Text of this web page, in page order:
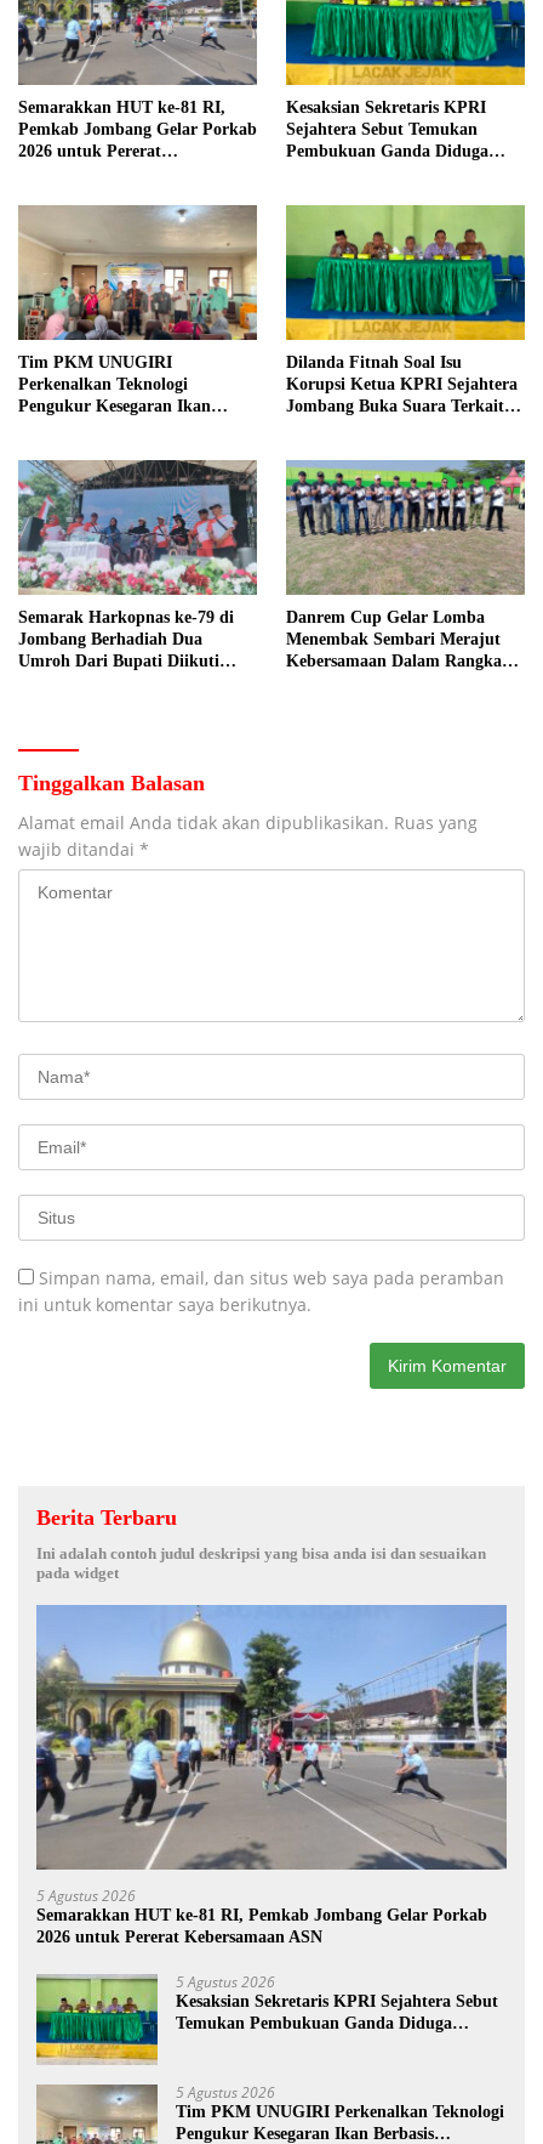
Semarakkan HUT ke-81 RI,
Pemkab Jombang Gelar Porkab
2026 untuk Pererat
Kesaksian Sekretaris KPRI
Sejahtera Sebut Temukan
Pembukuan Ganda Diduga
Tim PKM UNUGIRI
Perkenalkan Teknologi
Pengukur Kesegaran Ikan
Dilanda Fitnah Soal Isu
Korupsi Ketua KPRI Sejahtera
Jombang Buka Suara Terkait
Semarak Harkopnas ke-79 di
Jombang Berhadiah Dua
Umroh Dari Bupati Diikuti
Danrem Cup Gelar Lomba
Menembak Sembari Merajut
Kebersamaan Dalam Rangka
Tinggalkan Balasan
Alamat email Anda tidak akan dipublikasikan. Ruas yang
wajib ditandai *
Simpan nama, email, dan situs web saya pada peramban
ini untuk komentar saya berikutnya.
Berita Terbaru
Ini adalah contoh judul deskripsi yang bisa anda isi dan sesuaikan
pada widget
5 Agustus 2026
Semarakkan HUT ke-81 RI, Pemkab Jombang Gelar Porkab
2026 untuk Pererat Kebersamaan ASN
5 Agustus 2026
Kesaksian Sekretaris KPRI Sejahtera Sebut
Temukan Pembukuan Ganda Diduga
5 Agustus 2026
Tim PKM UNUGIRI Perkenalkan Teknologi
Pengukur Kesegaran Ikan Berbasis